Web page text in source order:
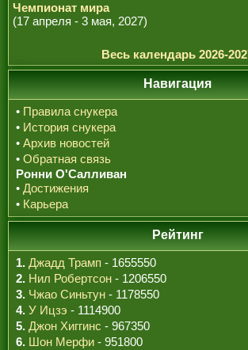
Чемпионат мира
(17 апреля - 3 мая, 2027)
Весь календарь 2026-
Навигация
• Правила снукера
• История снукера
• Архив новостей
• Обратная связь
Ронни О'Салливан
• Достижения
• Карьера
Рейтинг
1. Джадд Трамп - 1655550
2. Нил Робертсон - 1206550
3. Чжао Синьтун - 1178550
4. У Ицзэ - 1114900
5. Джон Хиггинс - 967350
6. Шон Мерфи - 951800